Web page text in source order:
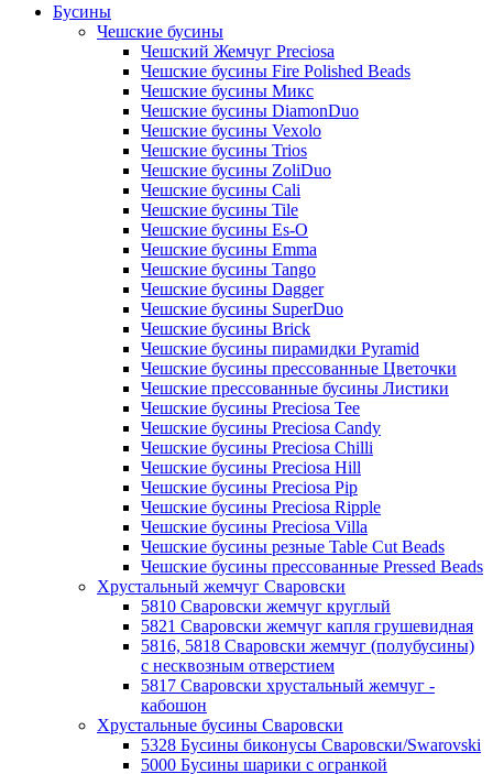
Бусины
Чешские бусины
Чешский Жемчуг Preciosa
Чешские бусины Fire Polished Beads
Чешские бусины Микс
Чешские бусины DiamonDuo
Чешские бусины Vexolo
Чешские бусины Trios
Чешские бусины ZoliDuo
Чешские бусины Cali
Чешские бусины Tile
Чешские бусины Es-O
Чешские бусины Emma
Чешские бусины Tango
Чешские бусины Dagger
Чешские бусины SuperDuo
Чешские бусины Brick
Чешские бусины пирамидки Pyramid
Чешские бусины прессованные Цветочки
Чешские прессованные бусины Листики
Чешские бусины Preciosa Tee
Чешские бусины Preciosa Candy
Чешские бусины Preciosa Chilli
Чешские бусины Preciosa Hill
Чешские бусины Preciosa Pip
Чешские бусины Preciosa Ripple
Чешские бусины Preciosa Villa
Чешские бусины резные Table Cut Beads
Чешские бусины прессованные Pressed Beads
Хрустальный жемчуг Сваровски
5810 Сваровски жемчуг круглый
5821 Сваровски жемчуг капля грушевидная
5816, 5818 Сваровски жемчуг (полубусины)
с несквозным отверстием
5817 Сваровски хрустальный жемчуг -
кабошон
Хрустальные бусины Сваровски
5328 Бусины биконусы Сваровски/Swarovski
5000 Бусины шарики с огранкой